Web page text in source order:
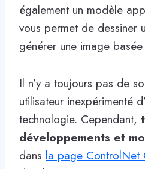
également un modèle
vous permet de dessiner
générer une image
Il n’y a toujours pas de
utilisateur inexpérimenté
technologie. Cependant,
développements et
dans la page ControlNet